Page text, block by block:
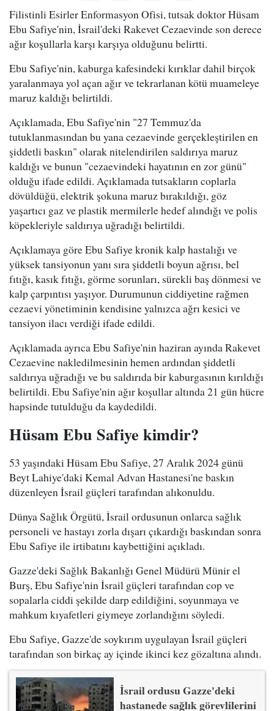
Filistinli Esirler Enformasyon Ofisi, tutsak doktor Hüsam
Ebu Safiye'nin, İsrail'deki Rakevet Cezaevinde son derece
ağır koşullarla karşı karşıya olduğunu belirtti.
Ebu Safiye'nin, kaburga kafesindeki kırıklar dahil birçok
yaralanmaya yol açan ağır ve tekrarlanan kötü muameleye
maruz kaldığı belirtildi.
Açıklamada, Ebu Safiye'nin "27 Temmuz'da
tutuklanmasından bu yana cezaevinde gerçekleştirilen en
şiddetli baskın" olarak nitelendirilen saldırıya maruz
kaldığı ve bunun "cezaevindeki hayatının en zor günü"
olduğu ifade edildi. Açıklamada tutsakların coplarla
dövüldüğü, elektrik şokuna maruz bırakıldığı, göz
yaşartıcı gaz ve plastik mermilerle hedef alındığı ve polis
köpekleriyle saldırıya uğradığı belirtildi.
Açıklamaya göre Ebu Safiye kronik kalp hastalığı ve
yüksek tansiyonun yanı sıra şiddetli boyun ağrısı, bel
fıtığı, kasık fıtığı, görme sorunları, sürekli baş dönmesi ve
kalp çarpıntısı yaşıyor. Durumunun ciddiyetine rağmen
cezaevi yönetiminin kendisine yalnızca ağrı kesici ve
tansiyon ilacı verdiği ifade edildi.
Açıklamada ayrıca Ebu Safiye'nin haziran ayında Rakevet
Cezaevine nakledilmesinin hemen ardından şiddetli
saldırıya uğradığı ve bu saldırıda bir kaburgasının kırıldığı
belirtildi. Ebu Safiye'nin ağır koşullar altında 21 gün hücre
hapsinde tutulduğu da kaydedildi.
Hüsam Ebu Safiye kimdir?
53 yaşındaki Hüsam Ebu Safiye, 27 Aralık 2024 günü
Beyt Lahiye'daki Kemal Advan Hastanesi'ne baskın
düzenleyen İsrail güçleri tarafından alıkonuldu.
Dünya Sağlık Örgütü, İsrail ordusunun onlarca sağlık
personeli ve hastayı zorla dışarı çıkardığı baskından sonra
Ebu Safiye ile irtibatını kaybettiğini açıkladı.
Gazze'deki Sağlık Bakanlığı Genel Müdürü Münir el
Burş, Ebu Safiye'nin İsrail güçleri tarafından cop ve
sopalarla ciddi şekilde darp edildiğini, soyunmaya ve
mahkum kıyafetleri giymeye zorlandığını söyledi.
Ebu Safiye, Gazze'de soykırım uygulayan İsrail güçleri
tarafından son birkaç ay içinde ikinci kez gözaltına alındı.
İsrail ordusu Gazze'deki
hastanede sağlık görevlilerini